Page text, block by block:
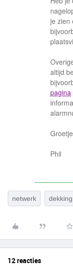
je zien
altijd
pagina
Phil
netwerk dekking
12 reacties